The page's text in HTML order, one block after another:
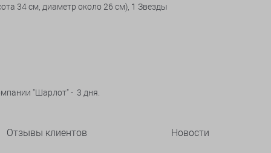
34 см, диаметр около 26 см), 1 Звезды
"Шарлот" - 3 дня.
Отзывы клиентов Новости